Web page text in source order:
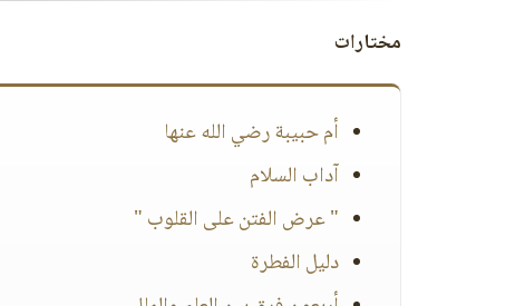
مختارات
أم حبيبة رضي الله عنها
آداب السلام
" عرض الفتن على القلوب "
دليل الفطرة